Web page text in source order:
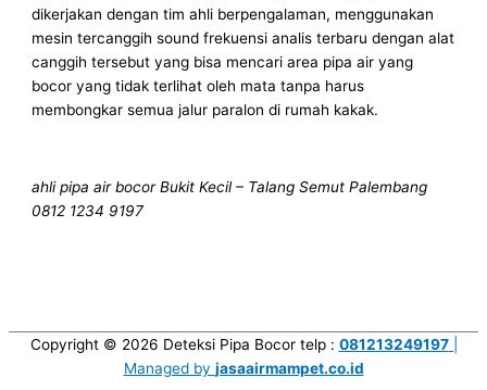
dikerjakan dengan tim ahli berpengalaman, menggunakan
mesin tercanggih sound frekuensi analis terbaru dengan alat
canggih tersebut yang bisa mencari area pipa air yang
bocor yang tidak terlihat oleh mata tanpa harus
membongkar semua jalur paralon di rumah kakak.
ahli pipa air bocor Bukit Kecil – Talang Semut Palembang
0812 1234 9197
Copyright © 2026 Deteksi Pipa Bocortelp : 081213249197|
Managed by jasaairmampet.co.id